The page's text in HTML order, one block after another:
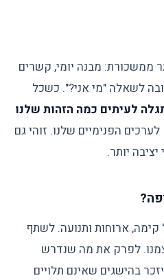
ממשכורת: מבנה יומי, קשרים
לשאלה "מי אני?". כשכל
לעיתים כמה הזהות שלנו
לערכים הפנימיים שלנו. זוהי גם
יותר.
ארוחות ותנועה. לשתף
לפרק את מה שנדרש
בהישגים שאינם תלויים